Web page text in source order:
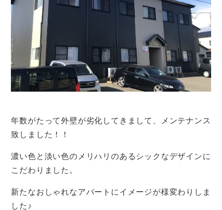
年数がたって外壁が劣化してきまして、メンテナンス
致しました！！
濃い色と淡い色のメリハリのあるシックなデザインに
こだわりました。
新たなおしゃれなアパートにイメージが様変わりしま
した♪